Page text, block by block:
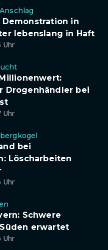
in
lebenslang in Haft
Uhr
Drogenhändler bei
Uhr
bei
Löscharbeiten
Uhr
Schwere
erwartet
Uhr